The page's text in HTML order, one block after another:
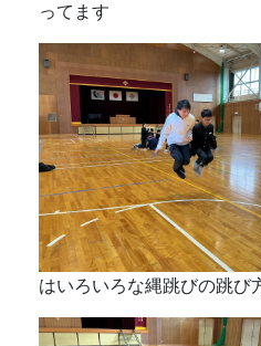
ってます
はいろいろな縄跳びの跳び